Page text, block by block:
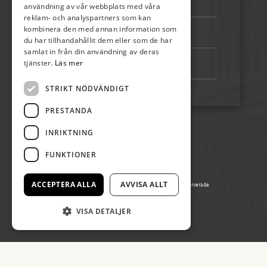
Bankgiro: 5192-4348
Swish: 123 222 02 67
© Copyright 2026 Ölands Skördefest, alla rättigheter reserverade
Producerad av Gota Media Brand Studio
användning av vår webbplats med våra
reklam- och analyspartners som kan
kombinera den med annan information som
du har tillhandahållit dem eller som de har
samlat in från din användning av deras
tjänster. Läs mer
STRIKT NÖDVÄNDIGT
PRESTANDA
INRIKTNING
FUNKTIONER
ACCEPTERA ALLA AVVISA ALLT
VISA DETALJER